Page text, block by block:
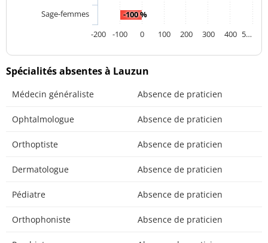
-100 %
Sage-femmes
-200
-100 0 100 200 300 400 5…
Spécialités absentes à Lauzun
Médecin généraliste Absence de praticien
Ophtalmologue Absence de praticien
Orthoptiste Absence de praticien
Dermatologue Absence de praticien
Pédiatre Absence de praticien
Orthophoniste Absence de praticien